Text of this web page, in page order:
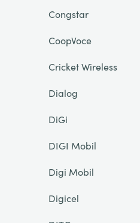
Congstar
CoopVoce
Cricket Wireless
Dialog
DiGi
DIGI Mobil
Digi Mobil
Digicel